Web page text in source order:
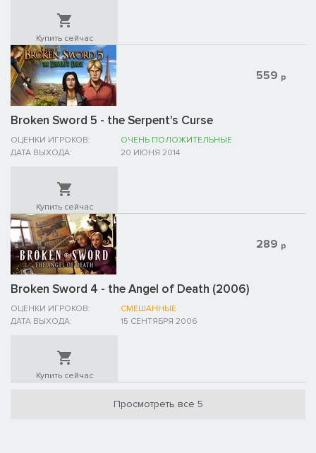
Купить сейчас
Broken Sword 5 - the Serpent's Curse
ОЦЕНКИ ИГРОКОВ:
ОЧЕНЬ ПОЛОЖИТЕЛЬНЫЕ
ДАТА ВЫХОДА:
20 ИЮНЯ 2014
559 р
Купить сейчас
Broken Sword 4 - the Angel of Death (2006)
ОЦЕНКИ ИГРОКОВ:
СМЕШАННЫЕ
ДАТА ВЫХОДА:
15 СЕНТЯБРЯ 2006
289 р
Купить сейчас
Просмотреть все 5